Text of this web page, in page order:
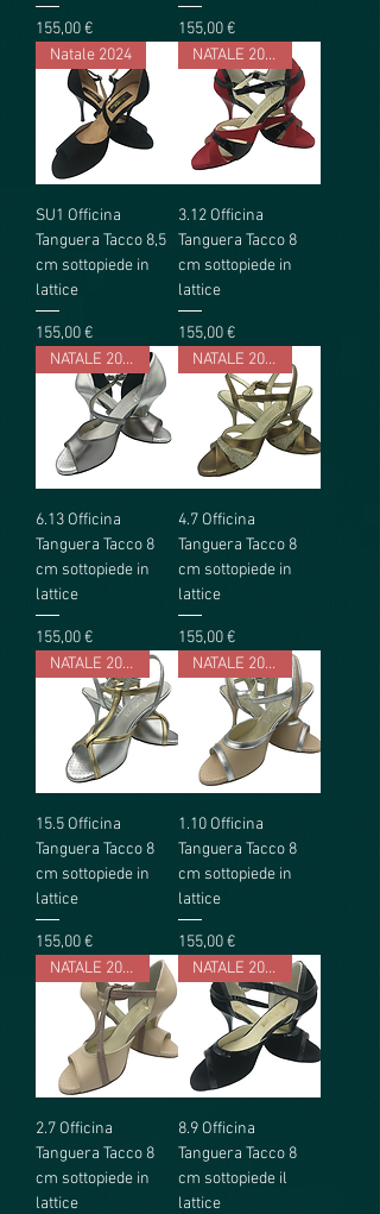
Prezzo
155,00 € Prezzo
155,00 €
Natale 2024
SU1 Officina
Tanguera Tacco 8,5
cm sottopiede in
lattice
Prezzo
155,00 €
NATALE 2023
3.12 Officina
Tanguera Tacco 8
cm sottopiede in
lattice
Prezzo
155,00 €
NATALE 2023
6.13 Officina
Tanguera Tacco 8
cm sottopiede in
lattice
Prezzo
155,00 €
NATALE 2023
4.7 Officina
Tanguera Tacco 8
cm sottopiede in
lattice
Prezzo
155,00 €
NATALE 2023
15.5 Officina
Tanguera Tacco 8
cm sottopiede in
lattice
Prezzo
155,00 €
NATALE 2023
1.10 Officina
Tanguera Tacco 8
cm sottopiede in
lattice
Prezzo
155,00 €
NATALE 2023
2.7 Officina
Tanguera Tacco 8
cm sottopiede in
lattice
NATALE 2023
8.9 Officina
Tanguera Tacco 8
cm sottopiede il
lattice